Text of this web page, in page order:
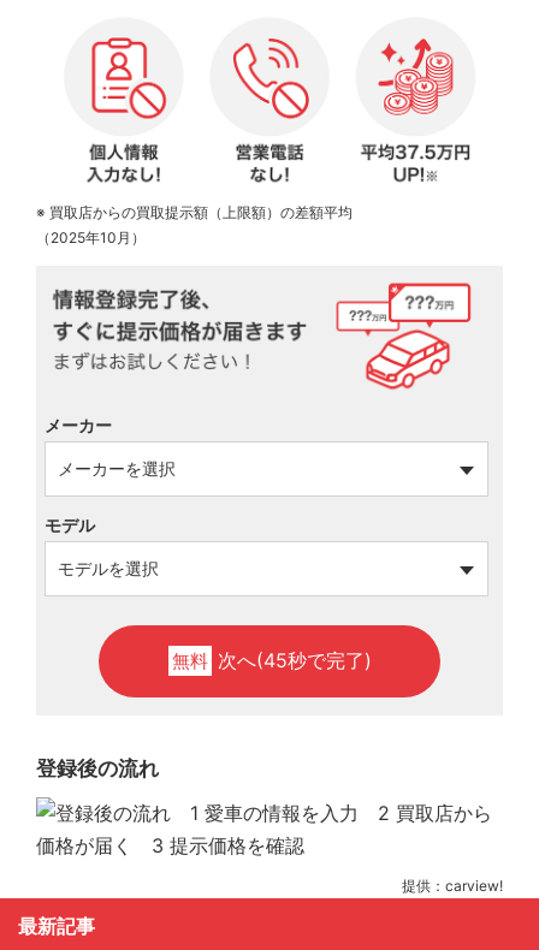
※ 買取店からの買取提示額（上限額）の差額平均
（2025年10月）
メーカー
モデル
無料 次へ(45秒で完了)
登録後の流れ
提供：carview!
最新記事